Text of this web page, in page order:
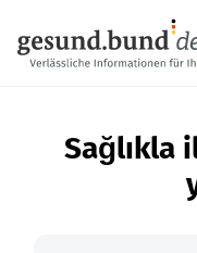
Sağlıkla